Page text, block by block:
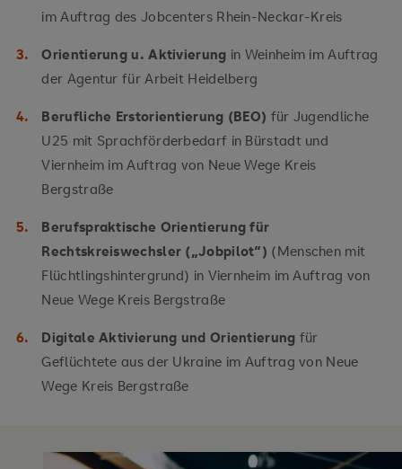
im Auftrag des Jobcenters Rhein-Neckar-Kreis
Orientierung u. Aktivierung in Weinheim im Auftrag
der Agentur für Arbeit Heidelberg
Berufliche Erstorientierung (BEO) für Jugendliche
U25 mit Sprachförderbedarf in Bürstadt und
Viernheim im Auftrag von Neue Wege Kreis
Bergstraße
Berufspraktische Orientierung für
Rechtskreiswechsler („Jobpilot“) (Menschen mit
Flüchtlingshintergrund) in Viernheim im Auftrag von
Neue Wege Kreis Bergstraße
Digitale Aktivierung und Orientierung für
Geflüchtete aus der Ukraine im Auftrag von Neue
Wege Kreis Bergstraße